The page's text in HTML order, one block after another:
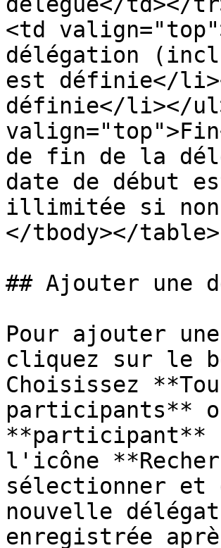
<td
délégation
est définie</
définie</li></
de fin de la
date de début
illimitée si
</tbody></table>
## Ajouter une
Pour ajouter
cliquez sur le
Choisissez
participants**
**participant**
l'icône
sélectionner
nouvelle
enregistrée